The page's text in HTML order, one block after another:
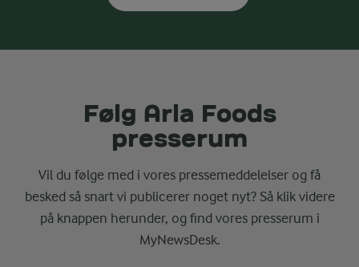
Følg Arla Foods
presserum
Vil du følge med i vores pressemeddelelser og få
besked så snart vi publicerer noget nyt? Så klik videre
på knappen herunder, og find vores presserum i
MyNewsDesk.